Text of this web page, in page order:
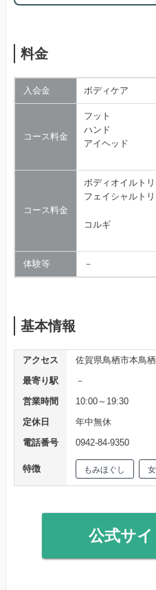
料金
入会金 ボディケア
コース料金
フット
ハンド
アイヘッド
コース料金
ボディオイルト
フェイシャルト
コルギ
体験等 －
基本情報
アクセス
佐賀県鳥栖市本鳥
最寄り駅
－
営業時間
10:00～19:30
定休日
年中無休
電話番号
0942-84-9350
特徴 もみほぐし
公式サ